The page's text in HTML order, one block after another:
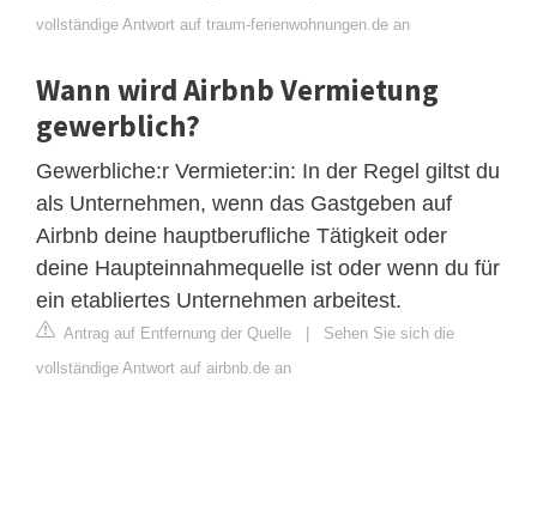
vollständige Antwort auf traum-ferienwohnungen.de an
Wann wird Airbnb Vermietung
gewerblich?
Gewerbliche:r Vermieter:in: In der Regel giltst du
als Unternehmen, wenn das Gastgeben auf
Airbnb deine hauptberufliche Tätigkeit oder
deine Haupteinnahmequelle ist oder wenn du für
ein etabliertes Unternehmen arbeitest.
Antrag auf Entfernung der Quelle | Sehen Sie sich die
vollständige Antwort auf airbnb.de an